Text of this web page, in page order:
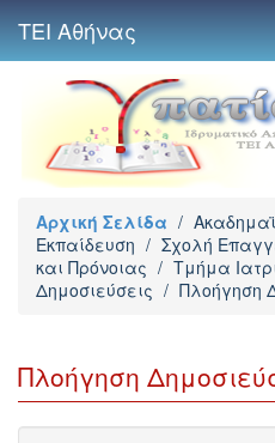
ΤΕΙ Αθήνας
Αρχική Σελίδα /
Εκπαίδευση / Σχολή
και Πρόνοιας / Τμήμα
Δημοσιεύσεις / Πλοήγηση
Πλοήγηση